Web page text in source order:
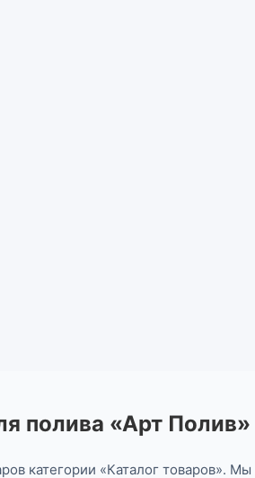
полива «Арт Полив»
категории «Каталог товаров».